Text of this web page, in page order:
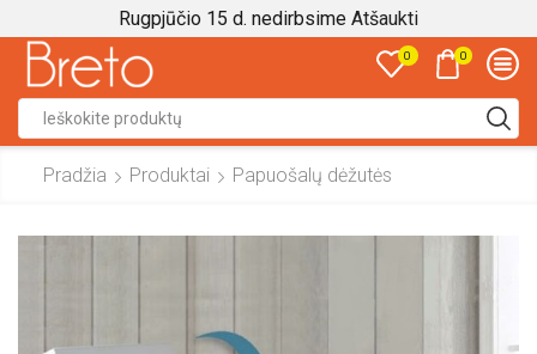
Rugpjūčio 15 d. nedirbsime Atšaukti
0 0
input
Pradžia Produktai Papuošalų dėžutės